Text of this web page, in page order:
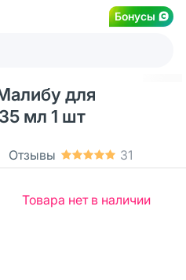
Бонусы
для
мл 1 шт
Отзывы 31
Товара нет в наличии